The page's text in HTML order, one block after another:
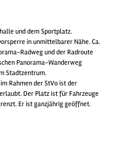
und dem Sportplatz.
in unmittelbarer Nähe. Ca.
Radweg und der Radroute
Panorama-Wanderweg
Stadtzentrum.
Rahmen der StVo ist der
Der Platz ist für Fahrzeuge
Er ist ganzjährig geöffnet.